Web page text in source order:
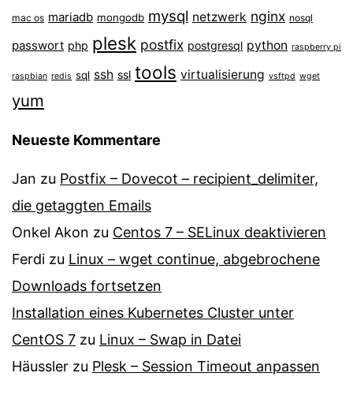
mac os mariadb mongodb mysql netzwerk nginx nosql
passwort php plesk postfix postgresql python raspberry pi
raspbian redis sql ssh ssl tools virtualisierung vsftpd wget
yum
Neueste Kommentare
Jan zu Postfix – Dovecot – recipient_delimiter,
die getaggten Emails
Onkel Akon zu Centos 7 – SELinux de­ak­ti­vie­ren
Ferdi zu Linux – wget continue, abgebrochene
Downloads fortsetzen
Installation eines Kubernetes Cluster unter
CentOS 7 zu Linux – Swap in Datei
Häussler zu Plesk – Session Timeout anpassen